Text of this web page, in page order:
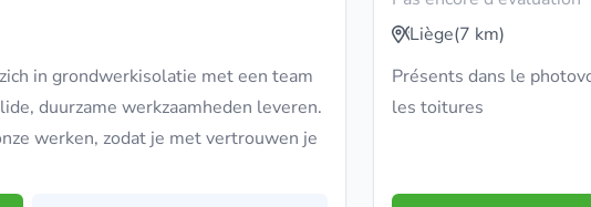
in grondwerkisolatie met een team
duurzame werkzaamheden leveren.
werken, zodat je met vertrouwen je
Liège(7 km)
Présents dans le
les toitures